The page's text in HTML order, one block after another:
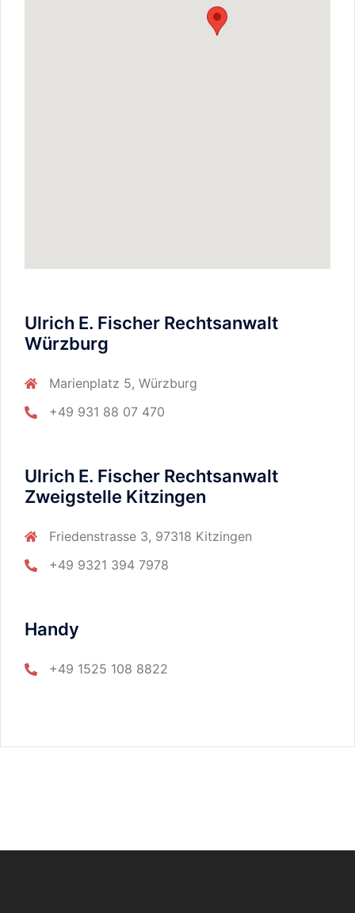
Ulrich E. Fischer Rechtsanwalt
Würzburg
Marienplatz 5, Würzburg
+49 931 88 07 470
Ulrich E. Fischer Rechtsanwalt
Zweigstelle Kitzingen
Friedenstrasse 3, 97318 Kitzingen
+49 9321 394 7978
Handy
+49 1525 108 8822